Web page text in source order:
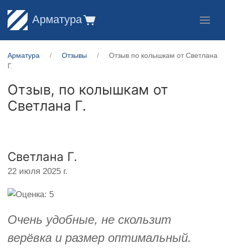
Арматура
Арматура Отзывы
Отзыв по колышкам от Светлана
Г.
Отзыв, по колышкам от
Светлана Г.
Светлана Г.
22 июля 2025 г.
Очень удобные, не скользит
верёвка и размер оптимальный.